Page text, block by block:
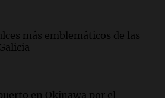
más emblemáticos de las
en Okinawa por el